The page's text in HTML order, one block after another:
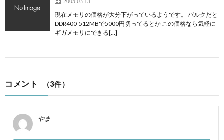
現在メモリの価格が大分下がっているようです。 バルクだと
DDR400-512MBで5000円切ってるとか この価格なら気軽に
ギガメモリにできる[…]
コメント （3件）
やま